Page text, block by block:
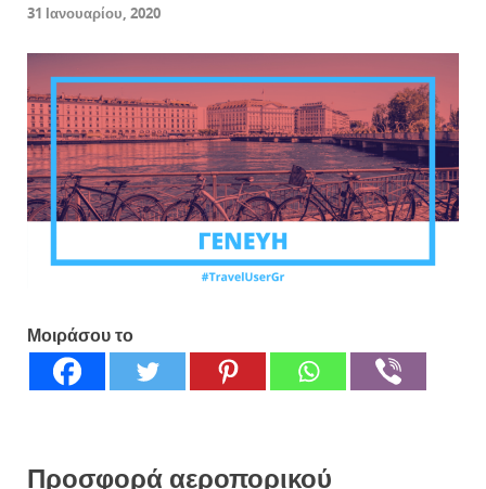
31 Ιανουαρίου, 2020
Μοιράσου το
Προσφορά αεροπορικού